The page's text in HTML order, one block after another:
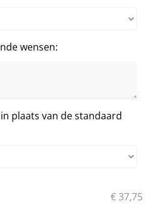
wensen:
plaats van de standaard
€ 37,75